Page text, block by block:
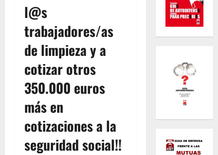
l@s
trabajadores/as
de limpieza y a
cotizar otros
350.000 euros
más en
cotizaciones a la
seguridad social!!